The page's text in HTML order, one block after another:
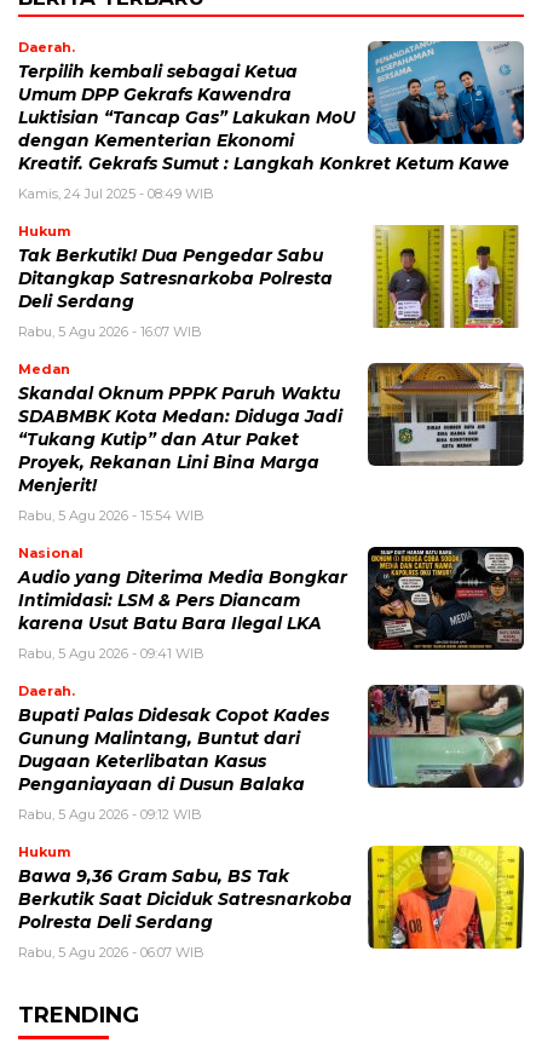
Daerah.
Terpilih kembali sebagai Ketua
Umum DPP Gekrafs Kawendra
Luktisian “Tancap Gas” Lakukan MoU
dengan Kementerian Ekonomi
Kreatif. Gekrafs Sumut : Langkah Konkret Ketum Kawe
Kamis, 24 Jul 2025 - 08:49 WIB
Hukum
Tak Berkutik! Dua Pengedar Sabu
Ditangkap Satresnarkoba Polresta
Deli Serdang
Rabu, 5 Agu 2026 - 16:07 WIB
Medan
Skandal Oknum PPPK Paruh Waktu
SDABMBK Kota Medan: Diduga Jadi
“Tukang Kutip” dan Atur Paket
Proyek, Rekanan Lini Bina Marga
Menjerit!
Rabu, 5 Agu 2026 - 15:54 WIB
Nasional
Audio yang Diterima Media Bongkar
Intimidasi: LSM & Pers Diancam
karena Usut Batu Bara Ilegal LKA
Rabu, 5 Agu 2026 - 09:41 WIB
Daerah.
Bupati Palas Didesak Copot Kades
Gunung Malintang, Buntut dari
Dugaan Keterlibatan Kasus
Penganiayaan di Dusun Balaka
Rabu, 5 Agu 2026 - 09:12 WIB
Hukum
Bawa 9,36 Gram Sabu, BS Tak
Berkutik Saat Diciduk Satresnarkoba
Polresta Deli Serdang
Rabu, 5 Agu 2026 - 06:07 WIB
TRENDING